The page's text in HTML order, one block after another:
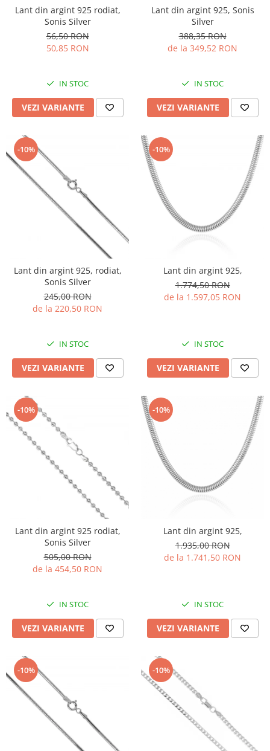
Lant din argint 925 rodiat,
Sonis Silver
56,50 RON
50,85 RON
IN STOC
VEZI VARIANTE
Lant din argint 925, Sonis
Silver
388,35 RON
de la 349,52 RON
IN STOC
VEZI VARIANTE
-10%
Lant din argint 925, rodiat,
Sonis Silver
245,00 RON
de la 220,50 RON
IN STOC
VEZI VARIANTE
-10%
Lant din argint 925,
1.774,50 RON
de la 1.597,05 RON
IN STOC
VEZI VARIANTE
-10%
Lant din argint 925 rodiat,
Sonis Silver
505,00 RON
de la 454,50 RON
IN STOC
VEZI VARIANTE
-10%
Lant din argint 925,
1.935,00 RON
de la 1.741,50 RON
IN STOC
VEZI VARIANTE
-10% -10%